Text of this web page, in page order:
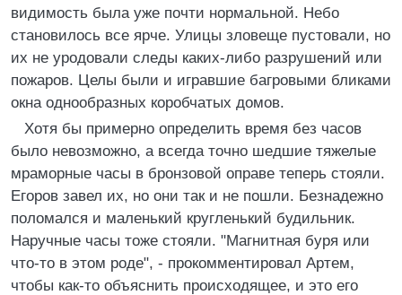
видимость была уже почти нормальной. Небо
становилось все ярче. Улицы зловеще пустовали, но
их не уродовали следы каких-либо разрушений или
пожаров. Целы были и игравшие багровыми бликами
окна однообразных коробчатых домов.
Хотя бы примерно определить время без часов
было невозможно, а всегда точно шедшие тяжелые
мраморные часы в бронзовой оправе теперь стояли.
Егоров завел их, но они так и не пошли. Безнадежно
поломался и маленький кругленький будильник.
Наручные часы тоже стояли. "Магнитная буря или
что-то в этом роде", - прокомментировал Артем,
чтобы как-то объяснить происходящее, и это его